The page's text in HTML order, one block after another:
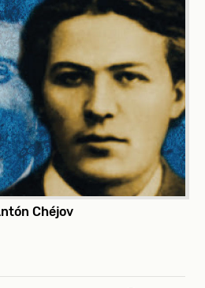
Chéjov